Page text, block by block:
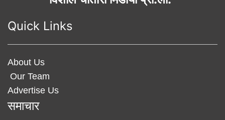
Quick Links
About Us
Our Team
Advertise Us
समाचार